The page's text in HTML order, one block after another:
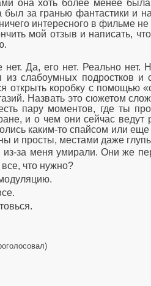
она хоть более менее была
за гранью фантастики и на
интересного в фильме
мой отзыв и написать,
Да, его нет. Реально нет.
слабоумных подростков и
открыть коробку с помощью
Назвать это сюжетом
пару моментов, где ты
и о чем они сейчас ведут
каким-то спайсом или
и просты, местами даже
за меня умирали. Они же
что нужно?